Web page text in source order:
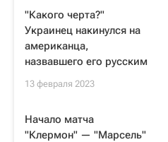
"Какого черта?"
Украинец накинулся на
американца,
назвавшего его русским
13 февраля 2023
Начало матча
"Клермон" — "Марсель"